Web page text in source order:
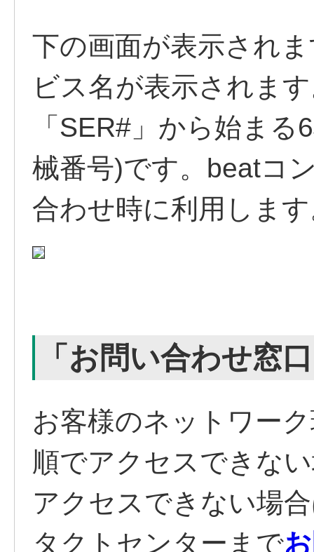
下の画面が表示され
ビス名が表示されま
「SER#」から始ま
械番号)です。beatコ
合わせ時に利用しま
「お問い合わせ窓
お客様のネットワー
順でアクセスできな
アクセスできない場
タクトセンターまで